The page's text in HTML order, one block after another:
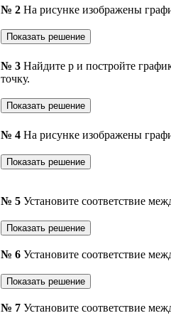
№ 2 На рисунке изображены
№ 3 Найдите p и постройте
точку.
№ 4 На рисунке изображены
№ 5 Установите соответствие
№ 6 Установите соответствие
№ 7 Установите соответствие